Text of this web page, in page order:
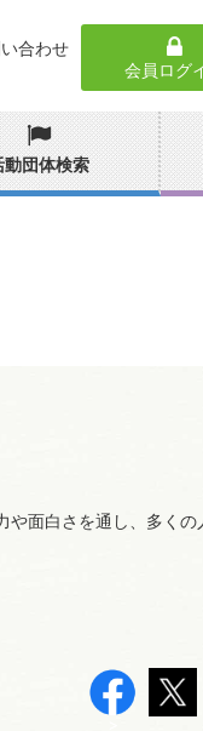
合わせ
会員ログ
動団体検索
や面白さを通し、多くの